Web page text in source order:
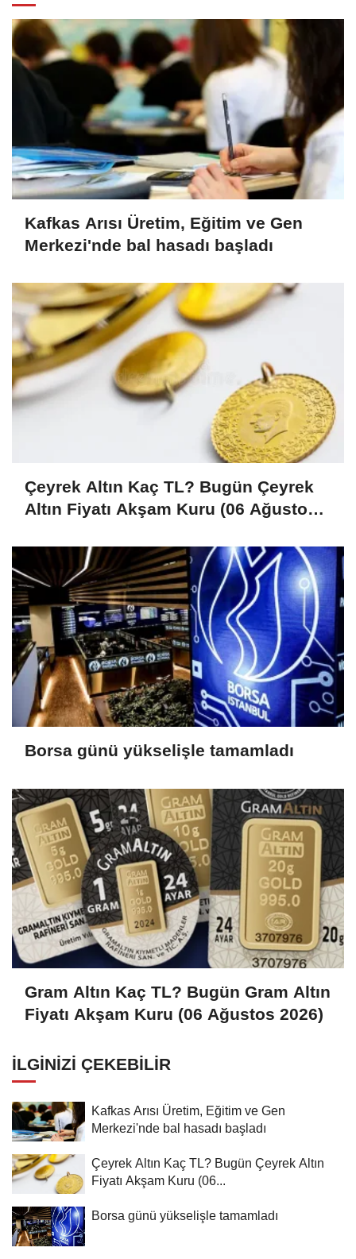
Kafkas Arısı Üretim, Eğitim ve Gen
Merkezi'nde bal hasadı başladı
Çeyrek Altın Kaç TL? Bugün Çeyrek
Altın Fiyatı Akşam Kuru (06 Ağustos
Borsa günü yükselişle tamamladı
Gram Altın Kaç TL? Bugün Gram Altın
Fiyatı Akşam Kuru (06 Ağustos 2026)
İLGINIZI ÇEKEBILIR
Kafkas Arısı Üretim, Eğitim ve Gen
Merkezi'nde bal hasadı başladı
Çeyrek Altın Kaç TL? Bugün Çeyrek Altın
Fiyatı Akşam Kuru (06...
Borsa günü yükselişle tamamladı